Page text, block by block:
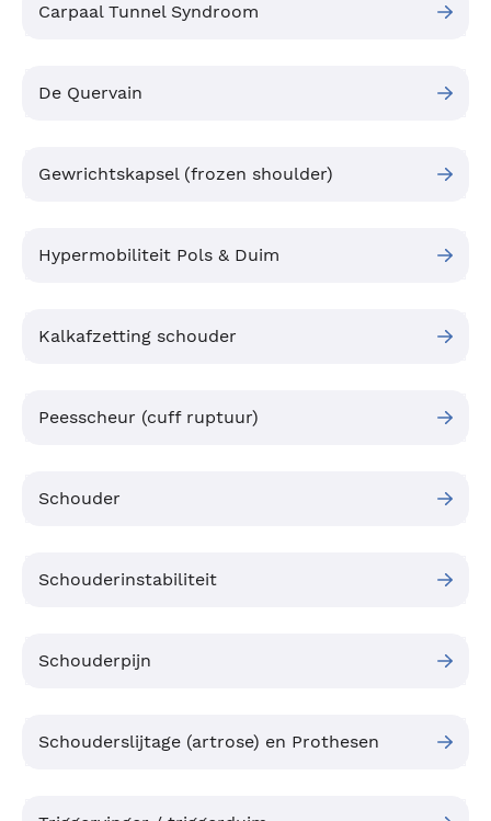
Carpaal Tunnel Syndroom
De Quervain
Gewrichtskapsel (frozen shoulder)
Hypermobiliteit Pols & Duim
Kalkafzetting schouder
Peesscheur (cuff ruptuur)
Schouder
Schouderinstabiliteit
Schouderpijn
Schouderslijtage (artrose) en Prothesen